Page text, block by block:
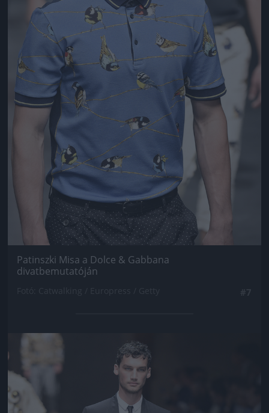
Patinszki Misa a Dolce & Gabbana
divatbemutatóján
Jön még kép!